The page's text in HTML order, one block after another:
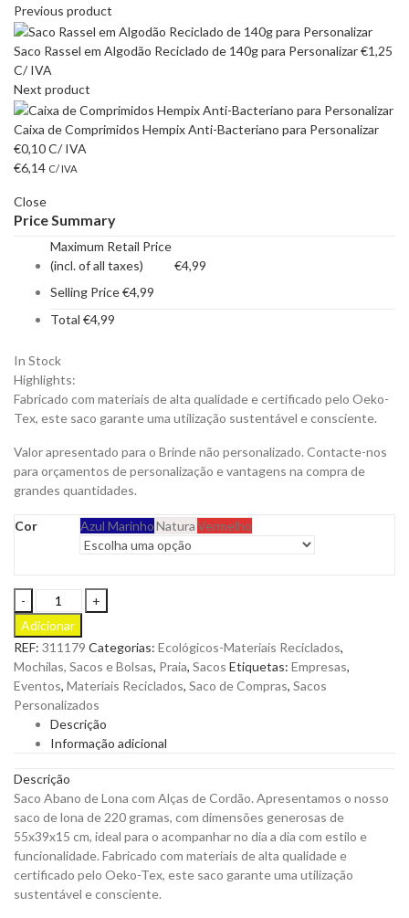
Previous product
Saco Rassel em Algodão Reciclado de 140g para Personalizar€1,25
C/ IVA
Next product
Caixa de Comprimidos Hempix Anti-Bacteriano para Personalizar
€0,10C/ IVA
€6,14 C/ IVA
Close
Price Summary
Maximum Retail Price
(incl. of all taxes)
€4,99
Selling Price€4,99
Total €4,99
In Stock
Highlights:
Fabricado com materiais de alta qualidade e certificado pelo Oeko-
Tex, este saco garante uma utilização sustentável e consciente.
Valor apresentado para o Brinde não personalizado. Contacte-nos
para orçamentos de personalização e vantagens na compra de
grandes quantidades.
Cor Azul MarinhoNaturaVermelho
Saco
Abano
de
Lona
com
Alças
de
Cordão
de
para
Personalizar
quantity
Adicionar
REF: 311179 Categorias: Ecológicos-Materiais Reciclados,
Mochilas, Sacos e Bolsas, Praia, Sacos Etiquetas: Empresas,
Eventos, Materiais Reciclados, Saco de Compras, Sacos
Personalizados
Descrição
Informação adicional
Descrição
Saco Abano de Lona com Alças de Cordão. Apresentamos o nosso
saco de lona de 220 gramas, com dimensões generosas de
55x39x15 cm, ideal para o acompanhar no dia a dia com estilo e
funcionalidade. Fabricado com materiais de alta qualidade e
certificado pelo Oeko-Tex, este saco garante uma utilização
sustentável e consciente.